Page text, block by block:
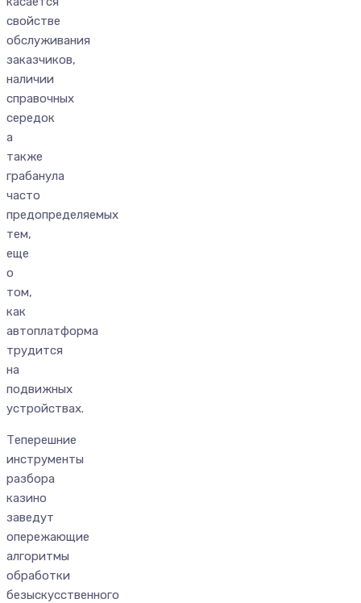
свойстве
обслуживания
заказчиков,
наличии
справочных
середок
а
также
грабанула
часто
предопределяемых
тем,
еще
о
том,
как
автоплатформа
трудится
на
подвижных
устройствах.
Теперешние
инструменты
разбора
казино
заведут
опережающие
алгоритмы
обработки
безыскусственного